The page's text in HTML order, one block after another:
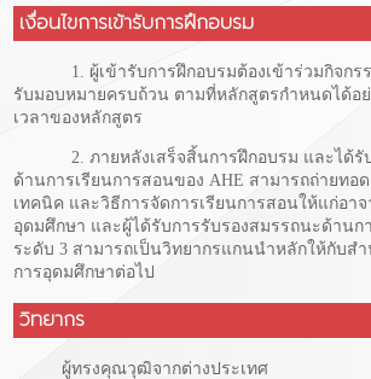
เงื่อนไขการเข้ารับการฝึกอบรม
1. ผู้เข้ารับการฝึกอบรมต้องเข้าร่วมกิจกรร
รับมอบหมายครบถ้วน ตามที่หลักสูตรกำหนดได้อย่
เวลาของหลักสูตร
2. ภายหลังเสร็จสิ้นการฝึกอบรม และได้รับ
ด้านการเรียนการสอนของ AHE สามารถถ่ายทอ
เทคนิค และวิธีการจัดการเรียนการสอนให้แก่อา
อุดมศึกษา และผู้ได้รับการรับรองสมรรถนะด้านก
ระดับ 3 สามารถเป็นวิทยากรแกนนำหลักให้กับส
การอุดมศึกษาต่อไป
วิทยากร
ผู้ทรงคุณวุฒิจากต่างประเทศ